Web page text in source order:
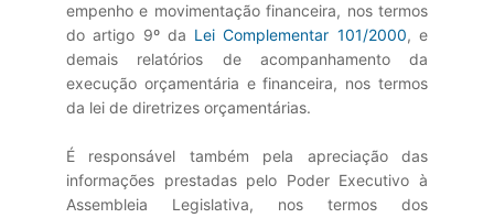
empenho e movimentação financeira, nos termos
do artigo 9º da Lei Complementar 101/2000, e
demais relatórios de acompanhamento da
execução orçamentária e financeira, nos termos
da lei de diretrizes orçamentárias.
É responsável também pela apreciação das
informações prestadas pelo Poder Executivo à
Assembleia Legislativa, nos termos dos